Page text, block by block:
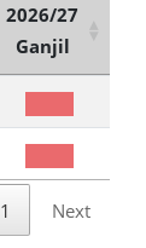
2026/27
Ganjil
1 Next